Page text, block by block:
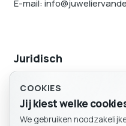
E-mail:
Juridisch
Sitemap
COOKIES
Jij kiest welke
We gebruiken